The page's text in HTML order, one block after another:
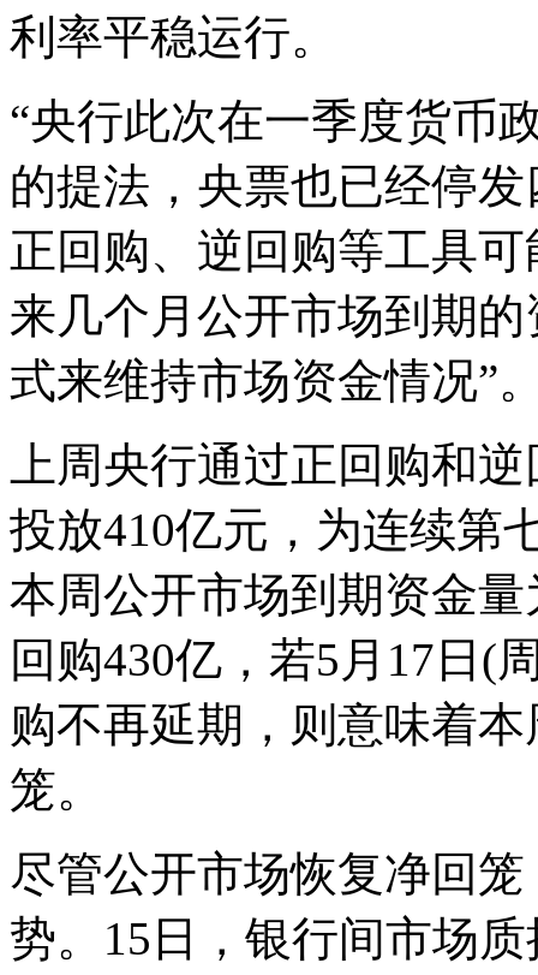
利率平稳运行。
“央行此次在一季度货币
的提法，央票也已经停
正回购、逆回购等工具
来几个月公开市场到期
式来维持市场资金情况”
上周央行通过正回购和
投放410亿元，为连续第
本周公开市场到期资金
回购430亿，若5月17日(
购不再延期，则意味着
笼。
尽管公开市场恢复净回
势。15日，银行间市场